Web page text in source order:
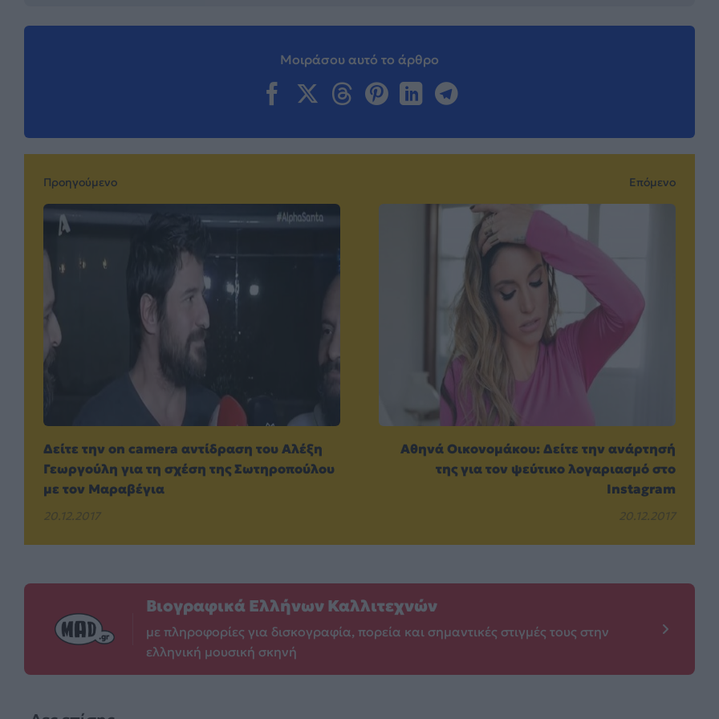
Μοιράσου αυτό το άρθρο
Προηγούμενο
Δείτε την on camera αντίδραση του Αλέξη
Γεωργούλη για τη σχέση της Σωτηροπούλου
με τον Μαραβέγια
20.12.2017
Επόμενο
Aθηνά Οικονομάκου: Δείτε την ανάρτησή
της για τον ψεύτικο λογαριασμό στο
Ιnstagram
20.12.2017
Βιογραφικά Ελλήνων Καλλιτεχνών
με πληροφορίες για δισκογραφία, πορεία και σημαντικές στιγμές τους στην
ελληνική μουσική σκηνή